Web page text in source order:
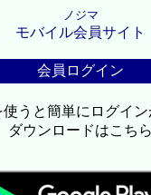
ノジマ
モバイル会員サイト
会員ログイン
使うと簡単にログイ
ダウンロードはこちら